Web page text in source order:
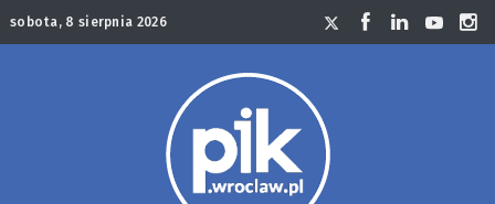
sobota, 8 sierpnia 2026